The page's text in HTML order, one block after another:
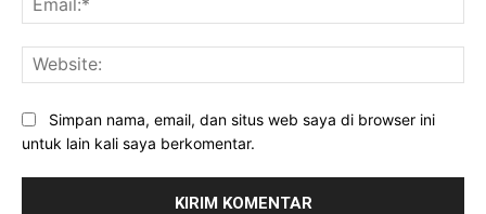
Simpan nama, email, dan situs web saya di browser ini
untuk lain kali saya berkomentar.